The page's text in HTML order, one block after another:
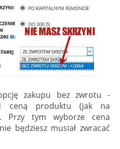
zakupu bez zwrotu -
ceną produktu (jak na
Przy tym wyborze cena
będziesz musiał zwracać